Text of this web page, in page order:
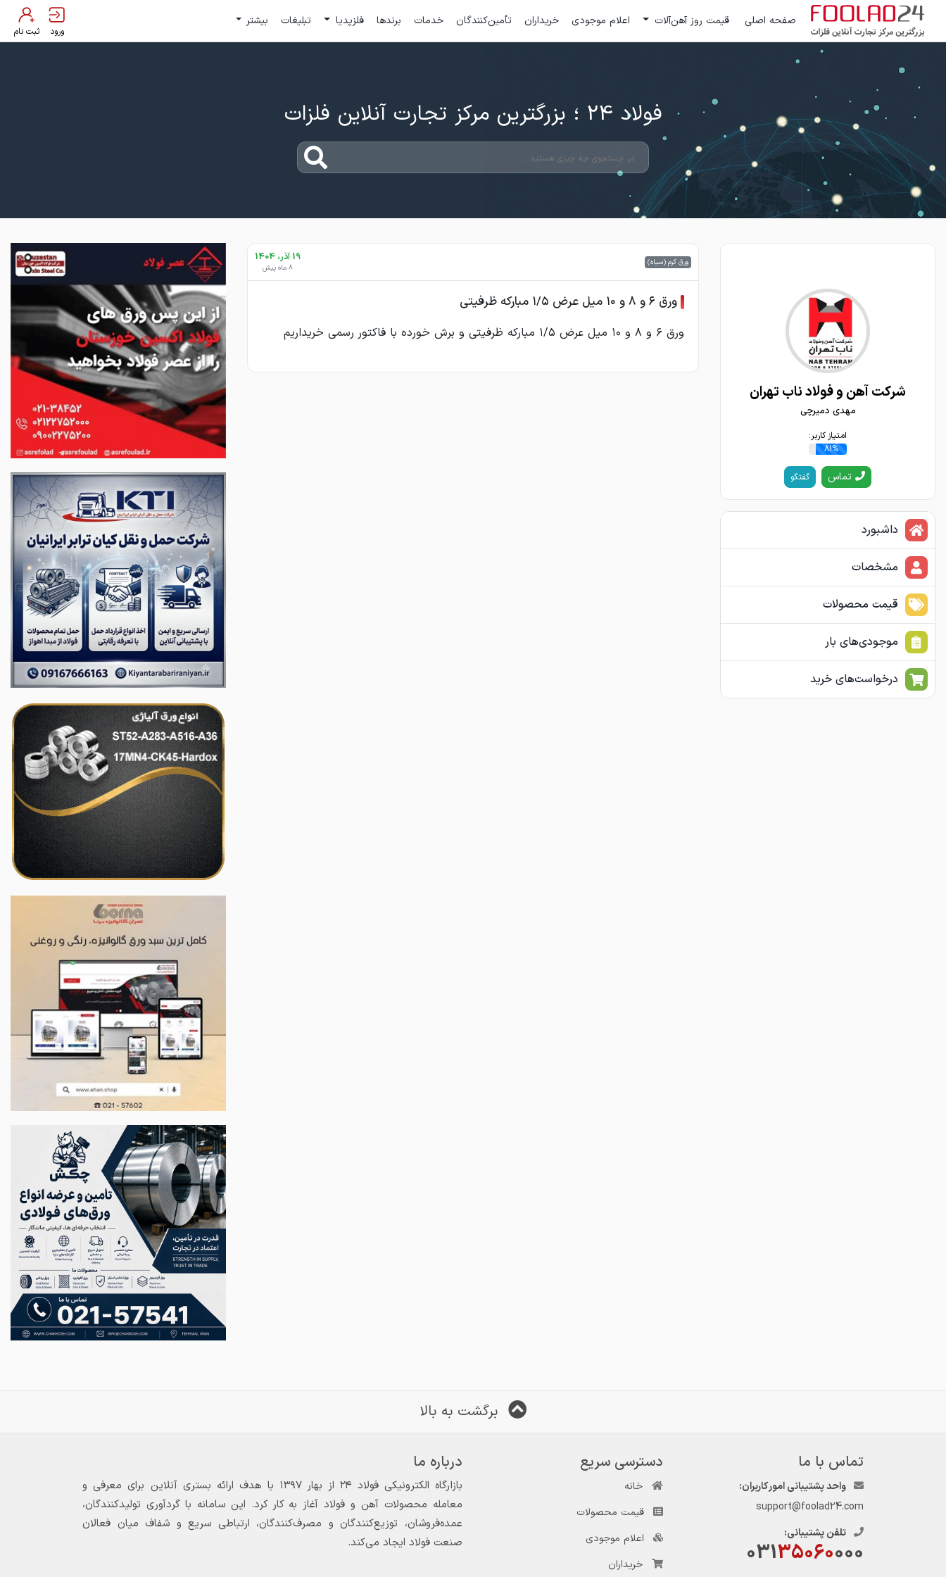
صفحه اصلی قیمت روز آهن‌آلات اعلام موجودی خریداران تأمین‌کنندگان خدمات برندها فلزپدیا تبلیغات بیشتر
ورود ثبت نام
فولاد 24 ؛ بزرگترین مرکز تجارت آنلاین فلزات
شرکت آهن و فولاد ناب تهران
مهدی دمیرچی
امتیاز کاربر:
81%
تماس گفتگو
داشبورد
مشخصات
قیمت محصولات
موجودی‌های بار
درخواست‌های خرید
ورق گرم (سیاه) 19 آذر، 1404
8 ماه پیش
ورق ۶ و ۸ و ۱۰ میل عرض ۱/۵ مبارکه ظرفیتی
ورق ۶ و ۸ و ۱۰ میل عرض ۱/۵ مبارکه ظرفیتی و برش خورده با فاکتور رسمی خریداریم
برگشت به بالا
تماس با ما
واحد پشتیبانی امور کاربران:
support@foolad24.com
تلفن پشتیبانی:
03135060000
دسترسی سریع
خانه
قیمت محصولات
اعلام موجودی
خریداران
درباره ما
بازارگاه الکترونیکی فولاد ۲۴ از بهار ۱۳۹۷ با هدف ارائه بستری آنلاین برای معرفی و
معامله محصولات آهن و فولاد آغاز به کار کرد. این سامانه با گردآوری تولیدکنندگان،
عمده‌فروشان، توزیع‌کنندگان و مصرف‌کنندگان، ارتباطی سریع و شفاف میان فعالان
صنعت فولاد ایجاد می‌کند.